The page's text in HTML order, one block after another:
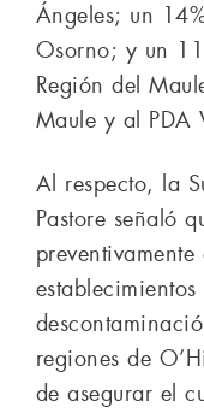
Ángeles; un
Osorno; y un
Región del
Maule y al PDA
Al respecto, la
Pastore señaló
regiones de
de asegurar el